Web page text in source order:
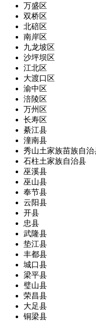
万盛区
双桥区
北碚区
南岸区
九龙坡区
沙坪坝区
江北区
大渡口区
渝中区
涪陵区
万州区
长寿区
綦江县
潼南县
秀山土家族苗族自治
石柱土家族自治县
巫溪县
巫山县
奉节县
云阳县
开县
忠县
武隆县
垫江县
丰都县
城口县
梁平县
璧山县
荣昌县
大足县
铜梁县